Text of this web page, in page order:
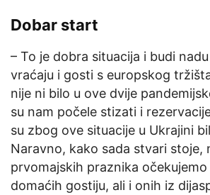
Dobar start
– To je dobra situacija i budi
vraćaju i gosti s europskog
nije ni bilo u ove dvije
su nam počele stizati i
su zbog ove situacije u Ukrajini
Naravno, kako sada stvari stoje,
prvomajskih praznika
domaćih gostiju, ali i onih iz